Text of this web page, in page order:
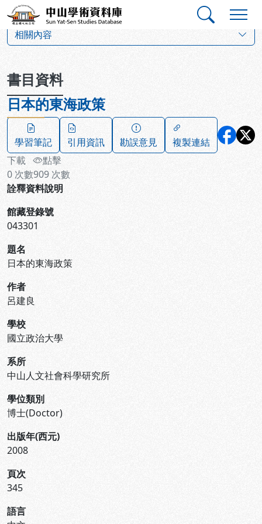
跳到主要內容
中山學術資料庫
相關內容
書目資料
日本的東海政策
學習筆記 引用資訊 勘誤意見
複製連結
下載
0 次數
點擊
909 次數
詮釋資料說明
館藏登錄號
043301
題名
日本的東海政策
作者
呂建良
學校
國立政治大學
系所
中山人文社會科學研究所
學位類別
博士(Doctor)
出版年(西元)
2008
頁次
345
語言